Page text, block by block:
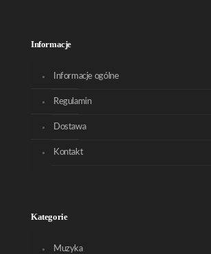
Informacje
Informacje ogólne
Regulamin
Dostawa
Kontakt
Kategorie
Muzyka